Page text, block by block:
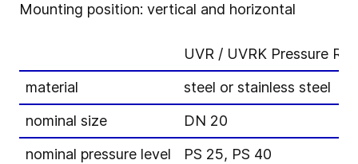
Mounting position: vertical and horizontal
UVR / UVRK Pressure
material
steel or stainless steel
nominal size
DN 20
nominal pressure level
PS 25, PS 40